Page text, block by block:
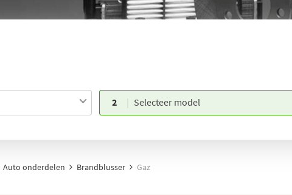
2 Selecteer model
Auto onderdelen Brandblusser Gaz